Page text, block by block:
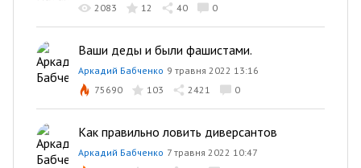
2083
12 40 0
Ваши деды и были фашистами.
Аркадий Бабченко 9 травня 2022 13:16
75690
103 2421 0
Как правильно ловить диверсантов
Аркадий Бабченко 7 травня 2022 10:47